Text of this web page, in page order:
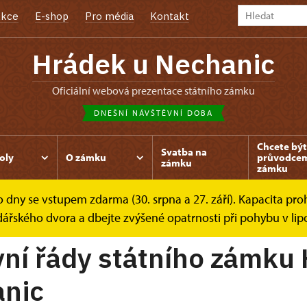
E-shop Pro média Kontakt
Hrádek u Nechanic
oficiální webová prezentace státního zámku
DNEŠNÍ NÁVŠTĚVNÍ DOBA
O zámku
Svatba na
zámku
Chcete být
zámku
dny se vstupem zdarma (30. srpna a 27. září). Kapacita
dvora a dbejte zvýšené opatrnosti při pohybu v
Návštěvní řád
řády státního zámku